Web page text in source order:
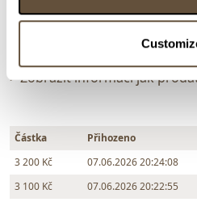
Chcete prodat podobný
> Zobrazit informaci jak
Částka Přihozeno
3 200 Kč
07.06.2026 20:24:08
3 100 Kč
07.06.2026 20:22:55